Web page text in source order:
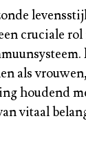
cruciale
als
houdend
vitaal